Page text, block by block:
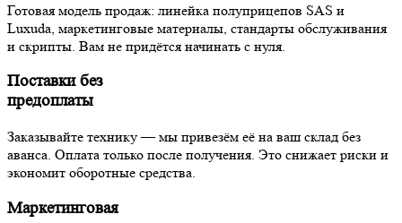
Готовая модель продаж: линейка полуприцепов SAS и
Luxuda, маркетинговые материалы, стандарты обслуживания
и скрипты. Вам не придётся начинать с нуля.
Поставки без
предоплаты
Заказывайте технику — мы привезём её на ваш склад без
аванса. Оплата только после получения. Это снижает риски и
экономит оборотные средства.
Маркетинговая